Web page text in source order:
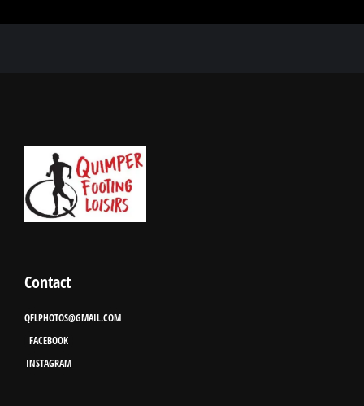
Contact
QFLPHOTOS@GMAIL.COM
FACEBOOK
INSTAGRAM